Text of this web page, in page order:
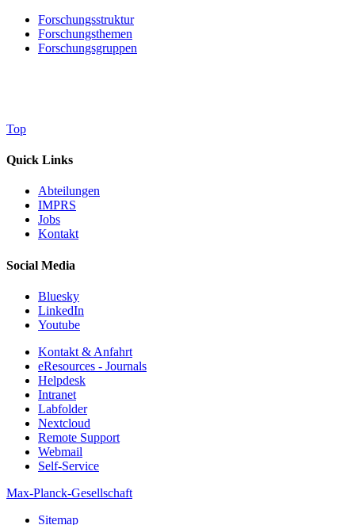
Forschungsstruktur
Forschungsthemen
Forschungsgruppen
Top
Quick Links
Abteilungen
IMPRS
Jobs
Kontakt
Social Media
Bluesky
LinkedIn
Youtube
Kontakt & Anfahrt
eResources - Journals
Helpdesk
Intranet
Labfolder
Nextcloud
Remote Support
Webmail
Self-Service
Max-Planck-Gesellschaft
Sitemap